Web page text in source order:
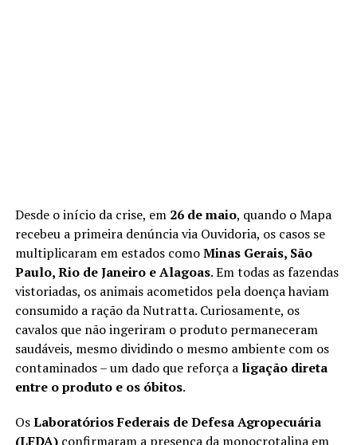
Desde o início da crise, em 26 de maio, quando o Mapa
recebeu a primeira denúncia via Ouvidoria, os casos se
multiplicaram em estados comoMinas Gerais, São
Paulo, Rio de Janeiro e Alagoas. Em todas as fazendas
vistoriadas, os animais acometidos pela doença haviam
consumido a ração da Nutratta. Curiosamente, os
cavalos que não ingeriram o produto permaneceram
saudáveis, mesmo dividindo o mesmo ambiente com os
contaminados – um dado que reforça a ligação direta
entre o produto e os óbitos.
OsLaboratórios Federais de Defesa Agropecuária
(LFDA)confirmaram a presença da monocrotalina em